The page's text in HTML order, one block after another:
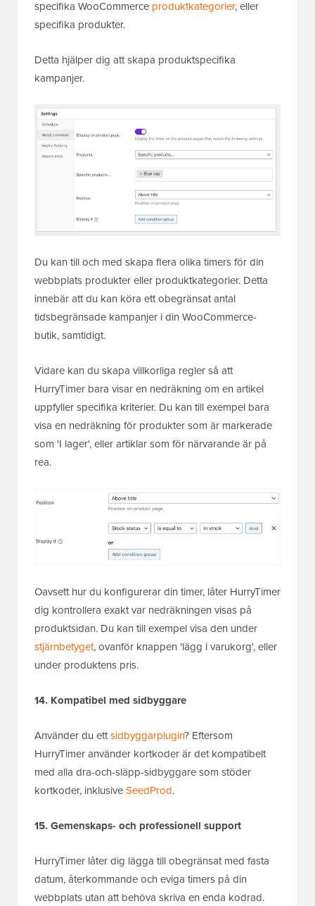
specifika WooCommerce produktkategorier, eller
specifika produkter.
Detta hjälper dig att skapa produktspecifika
kampanjer.
Du kan till och med skapa flera olika timers för din
webbplats produkter eller produktkategorier. Detta
innebär att du kan köra ett obegränsat antal
tidsbegränsade kampanjer i din WooCommerce-
butik, samtidigt.
Vidare kan du skapa villkorliga regler så att
HurryTimer bara visar en nedräkning om en artikel
uppfyller specifika kriterier. Du kan till exempel bara
visa en nedräkning för produkter som är markerade
som 'I lager', eller artiklar som för närvarande är på
rea.
Oavsett hur du konfigurerar din timer, låter HurryTimer
dig kontrollera exakt var nedräkningen visas på
produktsidan. Du kan till exempel visa den under
stjärnbetyget, ovanför knappen 'lägg i varukorg', eller
under produktens pris.
14. Kompatibel med sidbyggare
Använder du ettsidbyggarplugin? Eftersom
HurryTimer använder kortkoder är det kompatibelt
med alla dra-och-släpp-sidbyggare som stöder
kortkoder, inklusiveSeedProd.
15. Gemenskaps- och professionell support
HurryTimer låter dig lägga till obegränsat med fasta
datum, återkommande och eviga timers på din
webbplats utan att behöva skriva en enda kodrad.